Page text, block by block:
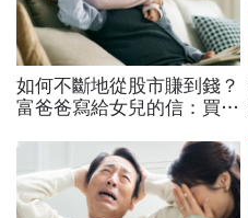
如何不斷地從股市賺到錢？
富爸爸寫給女兒的信：買股